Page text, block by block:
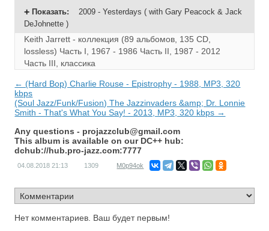
Показать:
2009 - Yesterdays ( with Gary Peacock & Jack
DeJohnette )
Keith Jarrett - коллекция (89 альбомов, 135 CD,
lossless) Часть I, 1967 - 1986 Часть II, 1987 - 2012
Часть III, классика
← (Hard Bop) Charlie Rouse - Epistrophy - 1988, MP3, 320
kbps
(Soul Jazz/Funk/Fusion) The Jazzinvaders &amp; Dr. Lonnie
Smith - That's What You Say! - 2013, MP3, 320 kbps →
Any questions - projazzclub@gmail.com
This album is available on our DC++ hub:
dchub://hub.pro-jazz.com:7777
04.08.2018 21:13 1309 M0p94ok
Нет комментариев. Ваш будет первым!